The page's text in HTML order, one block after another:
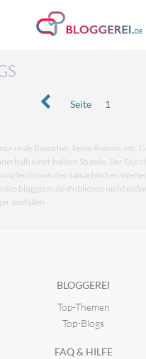
Seite 1
nur reale Besucher, keine Robots, etc.
einer halben Stunde. Der
leicht von den tatsächlichen
des bloggerei.de-Publicons nicht
ausfallen.
BLOGGEREI
Top-Themen
Top-Blogs
FAQ & HILFE